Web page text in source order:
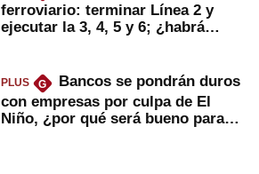
ferroviario: terminar Línea 2 y
ejecutar la 3, 4, 5 y 6; ¿habrá
PLUS G
Bancos se pondrán duros
con empresas por culpa de El
Niño, ¿por qué será bueno para